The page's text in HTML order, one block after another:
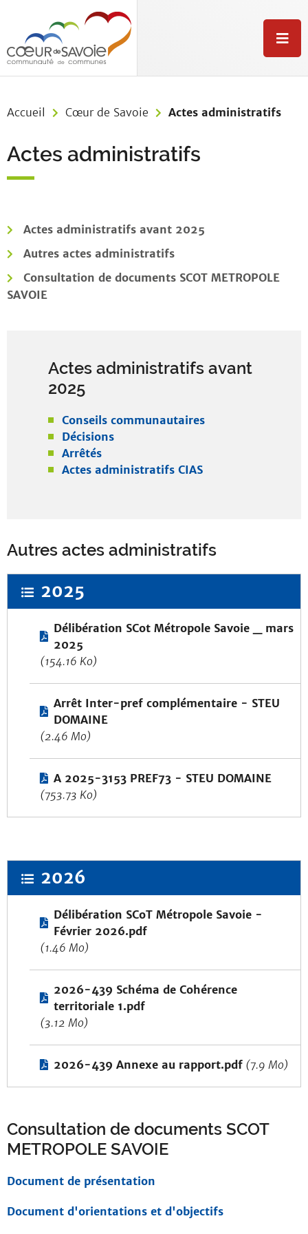
Aller à la recherche
M
e
Accueil
Cœur de Savoie Actes administratifs
Actes administratifs
Actes administratifs avant 2025
Autres actes administratifs
Consultation de documents SCOT METROPOLE
SAVOIE
Actes administratifs avant
2025
Conseils communautaires
Décisions
Arrêtés
Actes administratifs CIAS
Autres actes administratifs
2025
Délibération SCot Métropole Savoie _ mars
2025
(154.16 Ko)
Arrêt Inter-pref complémentaire - STEU
DOMAINE
(2.46 Mo)
A 2025-3153 PREF73 - STEU DOMAINE
(753.73 Ko)
2026
Délibération SCoT Métropole Savoie -
Février 2026.pdf
(1.46 Mo)
2026-439 Schéma de Cohérence
territoriale 1.pdf
(3.12 Mo)
2026-439 Annexe au rapport.pdf (7.9 Mo)
Consultation de documents SCOT
METROPOLE SAVOIE
Document de présentation
Document d'orientations et d'objectifs